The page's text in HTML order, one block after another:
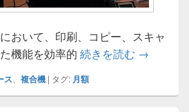
おいて、印刷、コピー、スキャ
機能を効率的 続きを読む 業務効率
→
ス 複合機 | タグ: 月額